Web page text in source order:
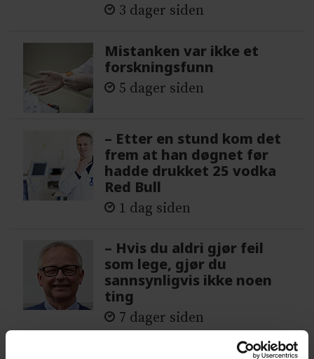
3 dager siden
Mistanken var ikke et
forskningsfunn
5 dager siden
– Etter en stund kom det
frem at han døgnet før
hadde drukket 25 vodka
Red Bull
1 dag siden
– Hvis du aldri gjør feil
som lege, gjør du
sannsynligvis ikke noen
ting
7 dager siden